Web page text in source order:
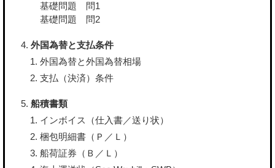
基礎問題 問1
基礎問題 問2
外国為替と支払条件
外国為替と外国為替相場
支払（決済）条件
船積書類
インボイス（仕入書／送り状）
梱包明細書（Ｐ／Ｌ）
船荷証券（Ｂ／Ｌ）